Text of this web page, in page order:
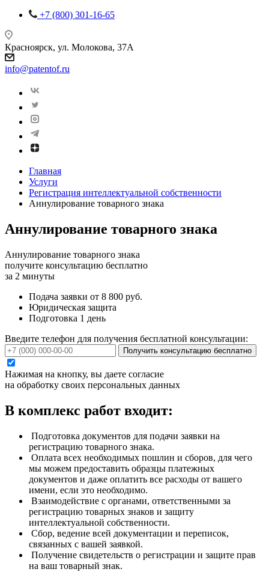
+7 (800) 301-16-65
Красноярск, ул. Молокова, 37А
info@patentof.ru
Главная
Услуги
Регистрация интеллектуальной собственности
Аннулирование товарного знака
Аннулирование товарного знака
Аннулирование товарного знака
получите консультацию бесплатно
за 2 минуты
Подача заявки от 8 800 руб.
Юридическая защита
Подготовка 1 день
Введите телефон для получения бесплатной консультации:
Получить консультацию бесплатно
Нажимая на кнопку, вы даете согласие
на обработку своих персональных данных
В комплекс работ входит:
Подготовка документов для подачи заявки на
регистрацию товарного знака.
Оплата всех необходимых пошлин и сборов, для чего
мы можем предоставить образцы платежных
документов и даже оплатить все расходы от вашего
имени, если это необходимо.
Взаимодействие с органами, ответственными за
регистрацию товарных знаков и защиту
интеллектуальной собственности.
Сбор, ведение всей документации и переписок,
связанных с вашей заявкой.
Получение свидетельств о регистрации и защите прав
на ваш товарный знак.